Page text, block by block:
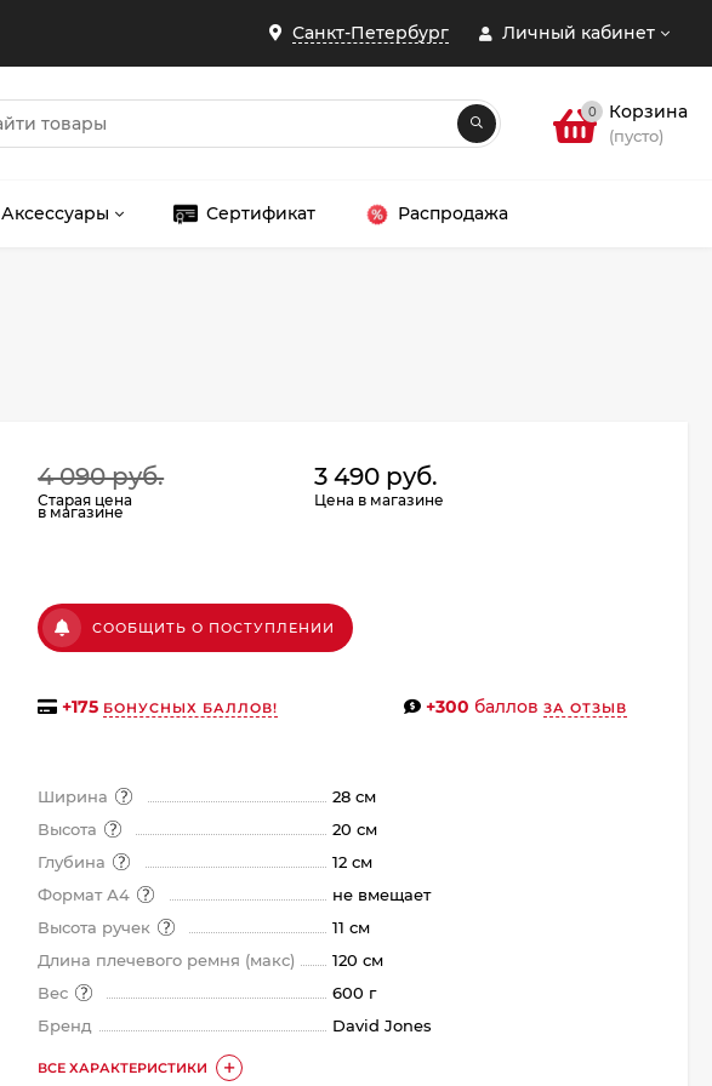
Санкт-Петербург Личный кабинет
0 Корзина
(пусто)
Аксессуары Сертификат Распродажа
4 090 руб.
Старая цена
в магазине
3 490 руб.
Цена в магазине
СООБЩИТЬ О ПОСТУПЛЕНИИ
+175 БОНУСНЫХ БАЛЛОВ! +300 баллов ЗА ОТЗЫВ
Ширина
28 см
Высота
20 см
Глубина
12 см
Формат А4
не вмещает
Высота ручек
11 см
Длина плечевого ремня (макс)
120 см
Вес
600 г
Бренд
David Jones
ВСЕ ХАРАКТЕРИСТИКИ